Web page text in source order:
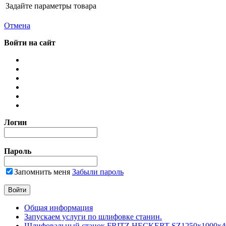
Задайте параметры товара
Отмена
Войти на сайт
Логин
Пароль
Запомнить меня Забыли пароль
Общая информация
Запускаем услуги по шлифовке станин.